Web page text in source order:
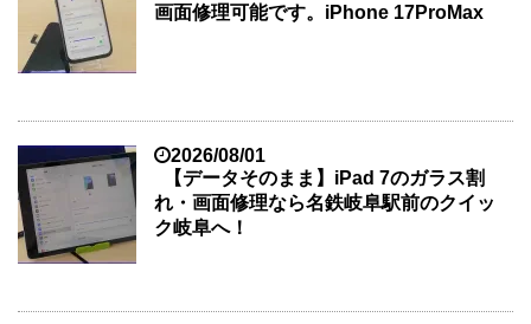
画面修理可能です。iPhone 17ProMax
2026/08/01
【データそのまま】iPad 7のガラス割
れ・画面修理なら名鉄岐阜駅前のクイッ
ク岐阜へ！